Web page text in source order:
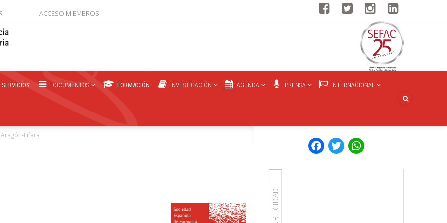
ACCESO MIEMBROS
SERVICIOS DOCUMENTOS FORMACIÓN INVESTIGACIÓN AGENDA PRENSA INTERNACIONAL
Aragón-Lifara Facebook
Twitter
PUBLICIDAD